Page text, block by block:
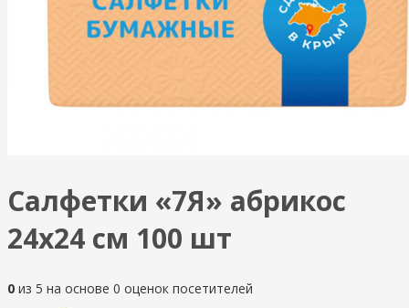
Салфетки «7Я» абрикос
24х24 см 100 шт
0 из 5 на основе 0 оценок посетителей